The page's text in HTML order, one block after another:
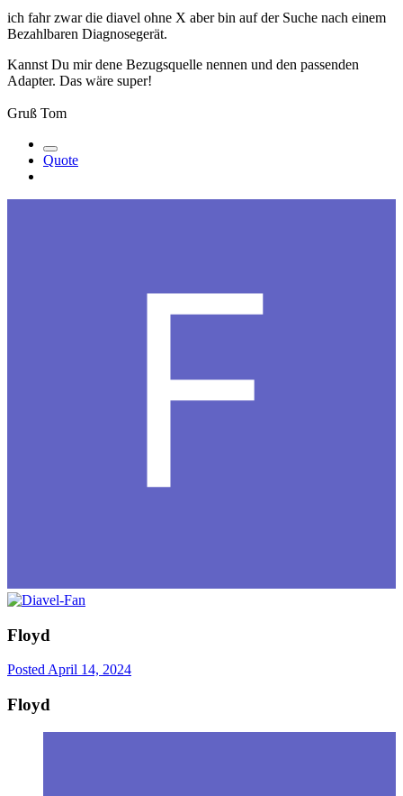
ich fahr zwar die diavel ohne X aber bin auf der Suche nach einem
Bezahlbaren Diagnosegerät.
Kannst Du mir dene Bezugsquelle nennen und den passenden
Adapter. Das wäre super!
Gruß Tom
Quote
Floyd
PostedApril 14, 2024
Floyd